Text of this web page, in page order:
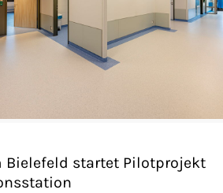
Bielefeld startet Pilotprojekt